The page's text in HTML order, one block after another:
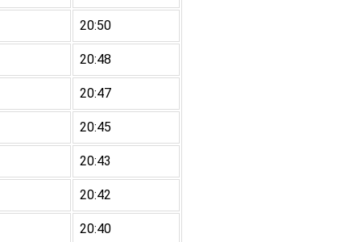
20:50
20:48
20:47
20:45
20:43
20:42
20:40